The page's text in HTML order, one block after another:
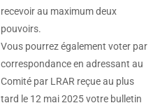
recevoir au maximum deux
pouvoirs.
Vous pourrez également voter par
correspondance en adressant au
Comité par LRAR reçue au plus
tard le 12 mai 2025 votre bulletin